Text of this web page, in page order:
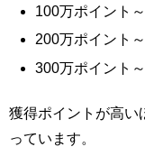
100万ポイント
200万ポイント
300万ポイント
獲得ポイントが高い
っています。